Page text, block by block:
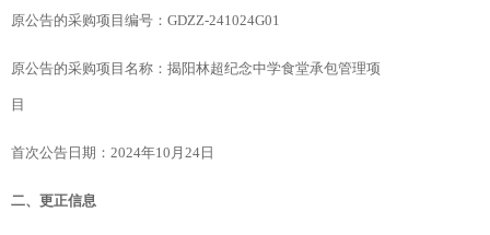
原公告的采购项目编号： GDZZ-241024G01
原公告的采购项目名称： 揭阳林超纪念中学食堂承包管理项
目
首次公告日期： 2024年10 月 24 日
二、更正信息